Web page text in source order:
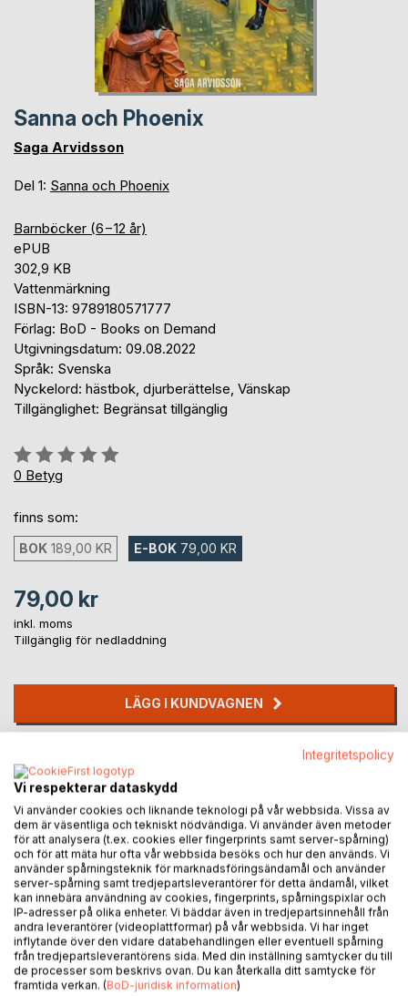
Sanna och Phoenix
Saga Arvidsson
Del 1: Sanna och Phoenix
Barnböcker (6−12 år)
ePUB
302,9 KB
Vattenmärkning
ISBN-13: 9789180571777
Förlag: BoD - Books on Demand
Utgivningsdatum: 09.08.2022
Språk: Svenska
Nyckelord: hästbok, djurberättelse, Vänskap
Tillgänglighet: Begränsat tillgänglig
Betyg::
0%
0 Betyg
finns som:
BOK 189,00 KR E-BOK 79,00 KR
79,00 kr
inkl. moms
Tillgänglig för nedladdning
LÄGG I KUNDVAGNEN
Recensera titel
BESKRIVNING
När Sanna fyller 14 år får hon en egen ponny, men det visar
sig ha skett ett stort misstag. Sannas mamma har köpt fel
Integritetspolicy
Vi respekterar dataskydd
Vi använder cookies och liknande teknologi på vår webbsida. Vissa av
dem är väsentliga och tekniskt nödvändiga. Vi använder även metoder
för att analysera (t.ex. cookies eller fingerprints samt server-spårning)
och för att mäta hur ofta vår webbsida besöks och hur den används. Vi
använder spårningsteknik för marknadsföringsändamål och använder
server-spårning samt tredjepartsleverantörer för detta ändamål, vilket
kan innebära användning av cookies, fingerprints, spårningspixlar och
IP-adresser på olika enheter. Vi bäddar även in tredjepartsinnehåll från
andra leverantörer (videoplattformar) på vår webbsida. Vi har inget
inflytande över den vidare databehandlingen eller eventuell spårning
från tredjepartsleverantörens sida. Med din inställning samtycker du till
de processer som beskrivs ovan. Du kan återkalla ditt samtycke för
framtida verkan. (BoD-juridisk information)